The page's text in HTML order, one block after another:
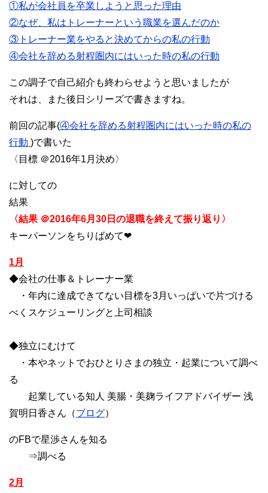
①私が会社員を卒業しようと思った理由
②なぜ、私はトレーナーという職業を選んだのか
③トレーナー業をやると決めてからの私の行動
④会社を辞める射程圏内にはいった時の私の行動
この調子で自己紹介も終わらせようと思いましたが
それは、また後日シリーズで書きますね。
前回の記事(④会社を辞める射程圏内にはいった時の私の
行動 )で書いた
〈目標 ＠2016年1月決め〉
に対しての
結果
〈結果 ＠2016年6月30日の退職を終えて振り返り〉
キーパーソンをちりばめて❤︎
1月
◆会社の仕事＆トレーナー業
・年内に達成できてない目標を3月いっぱいで片づける
べくスケジューリングと上司相談
◆独立にむけて
・本やネットでおひとりさまの独立・起業について調べ
る
起業している知人 美腸・美麹ライフアドバイザー 浅
賀明日香さん（ブログ）
のFBで星渉さんを知る
⇒調べる
2月